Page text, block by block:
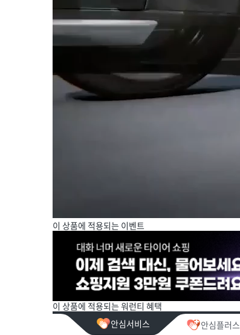
이 상품에 적용되는 이벤트
이 상품에 적용되는 워런티 혜택
안심서비스
안심플러스